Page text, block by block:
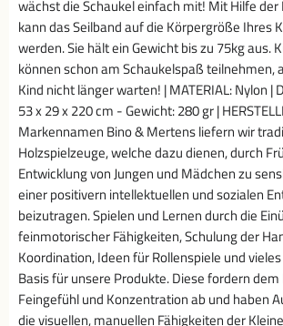
wächst die Schaukel einfach mit! Mit Hilfe
kann das Seilband auf die Körpergröße Ihres
werden. Sie hält ein Gewicht bis zu 75kg aus.
können schon am Schaukelspaß teilnehmen,
Kind nicht länger warten! | MATERIAL: Nylon |
53 x 29 x 220 cm - Gewicht: 280 gr |
Markennamen Bino & Mertens liefern wir
Holzspielzeuge, welche dazu dienen, durch
Entwicklung von Jungen und Mädchen zu
einer positivern intellektuellen und sozialen
beizutragen. Spielen und Lernen durch die
feinmotorischer Fähigkeiten, Schulung der
Koordination, Ideen für Rollenspiele und
Basis für unsere Produkte. Diese fordern
Feingefühl und Konzentration ab und haben
die visuellen, manuellen Fähigkeiten der